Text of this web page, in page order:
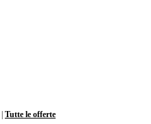
Tutte le offerte